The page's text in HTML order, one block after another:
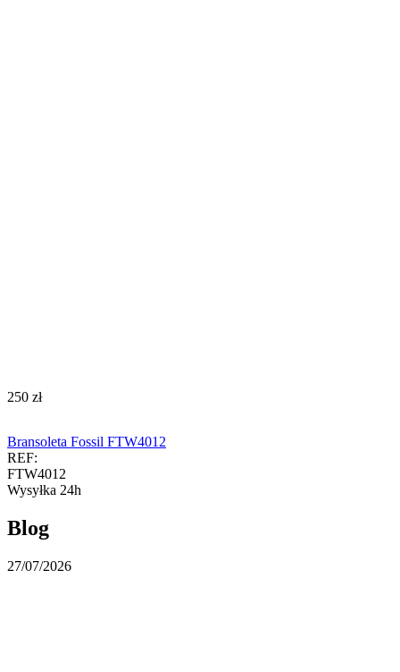
‍250‍ zł
Bransoleta Fossil FTW4012
REF:
FTW4012
Wysyłka 24h
Blog
27/07/2026